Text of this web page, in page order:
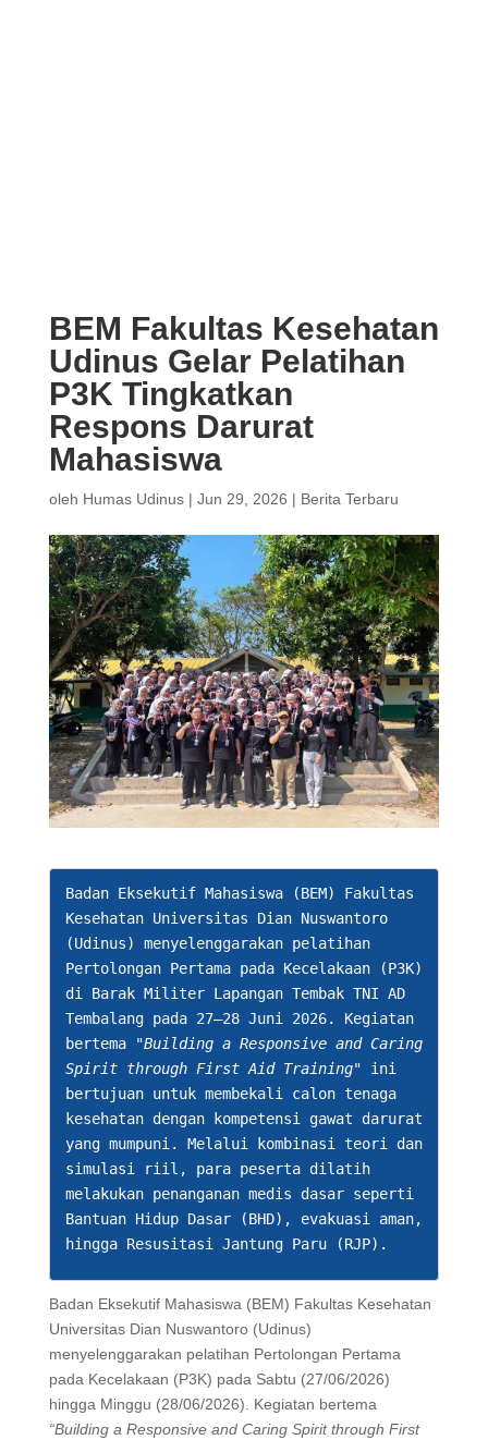
BEM Fakultas Kesehatan
Udinus Gelar Pelatihan
P3K Tingkatkan
Respons Darurat
Mahasiswa
oleh Humas Udinus| Jun 29, 2026 | Berita Terbaru
Badan Eksekutif Mahasiswa (BEM) Fakultas
Kesehatan Universitas Dian Nuswantoro
(Udinus) menyelenggarakan pelatihan
Pertolongan Pertama pada Kecelakaan (P3K)
di Barak Militer Lapangan Tembak TNI AD
Tembalang pada 27–28 Juni 2026. Kegiatan
bertema
"Building a Responsive and Caring
Spirit through First Aid Training" ini
bertujuan untuk membekali calon tenaga
kesehatan dengan kompetensi gawat darurat
yang mumpuni. Melalui kombinasi teori dan
simulasi riil, para peserta dilatih
melakukan penanganan medis dasar seperti
Bantuan Hidup Dasar (BHD), evakuasi aman,
hingga Resusitasi Jantung Paru (RJP).
Badan Eksekutif Mahasiswa (BEM) Fakultas Kesehatan
Universitas Dian Nuswantoro (Udinus)
menyelenggarakan pelatihan Pertolongan Pertama
pada Kecelakaan (P3K) pada Sabtu (27/06/2026)
hingga Minggu (28/06/2026). Kegiatan bertema
“Building a Responsive and Caring Spirit through First